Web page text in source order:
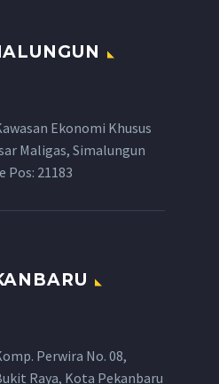
Ekonomi Khusus
Maligas, Simalungun
Pos: 21183
Perwira No. 08,
Raya, Kota Pekanbaru